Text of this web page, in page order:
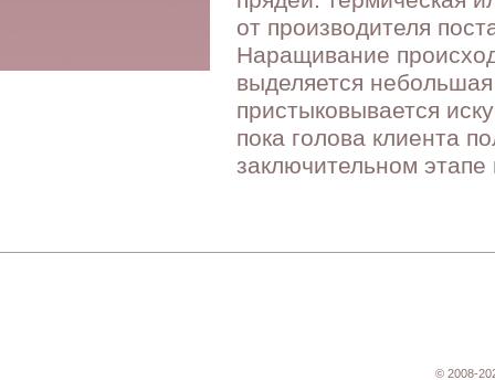
от производителя
Наращивание
выделяется
пристыковывается
пока голова клиента
заключительном
© 2008-